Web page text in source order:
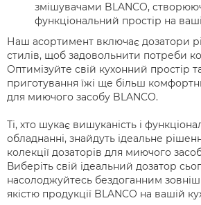
змішувачами BLANCO,
функціональний простір на
Наш асортимент включає дозатори
стилів, щоб задовольнити потреби
Оптимізуйте свій кухонний простір
приготування їжі ще більш
для миючого засобу BLANCO.
Ті, хто шукає вишуканість і
обладнанні, знайдуть ідеальне
колекції дозаторів для миючого
Виберіть свій ідеальний дозатор
насолоджуйтесь бездоганним
якістю продукції BLANCO на вашій